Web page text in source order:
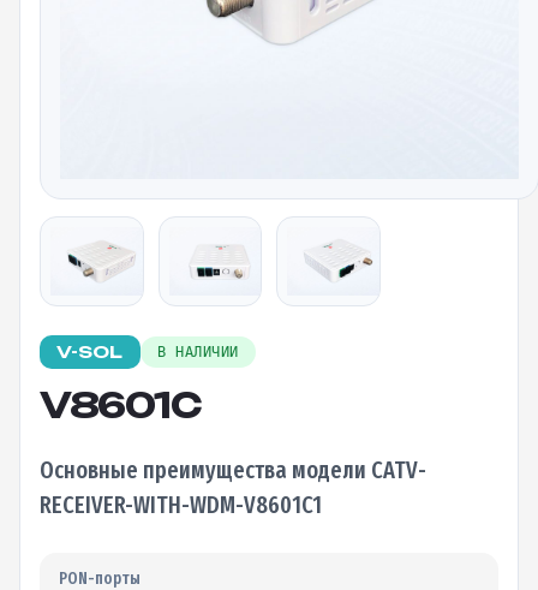
V-SOL В НАЛИЧИИ
V8601C
Основные преимущества модели CATV-
RECEIVER-WITH-WDM-V8601C1
PON-порты